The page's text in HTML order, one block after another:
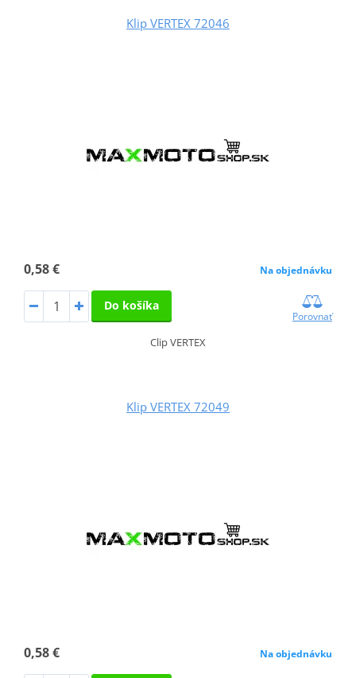
Klip VERTEX 72046
0,58 € Na objednávku
Do košíka
Porovnať
Clip VERTEX
Klip VERTEX 72049
0,58 € Na objednávku